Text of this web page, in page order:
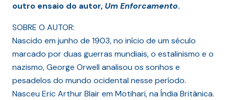
outro ensaio do autor, Um Enforcamento.
SOBRE O AUTOR:
Nascido em junho de 1903, no início de um século
marcado por duas guerras mundiais, o estalinismo e o
nazismo, George Orwell analisou os sonhos e
pesadelos do mundo ocidental nesse período.
Nasceu Eric Arthur Blair em Motihari, na Índia Britânica.